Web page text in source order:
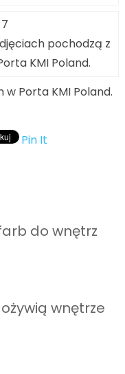
pochodzą z
KMI Poland.
Porta KMI Poland.
Pin It
do wnętrz
wnętrze